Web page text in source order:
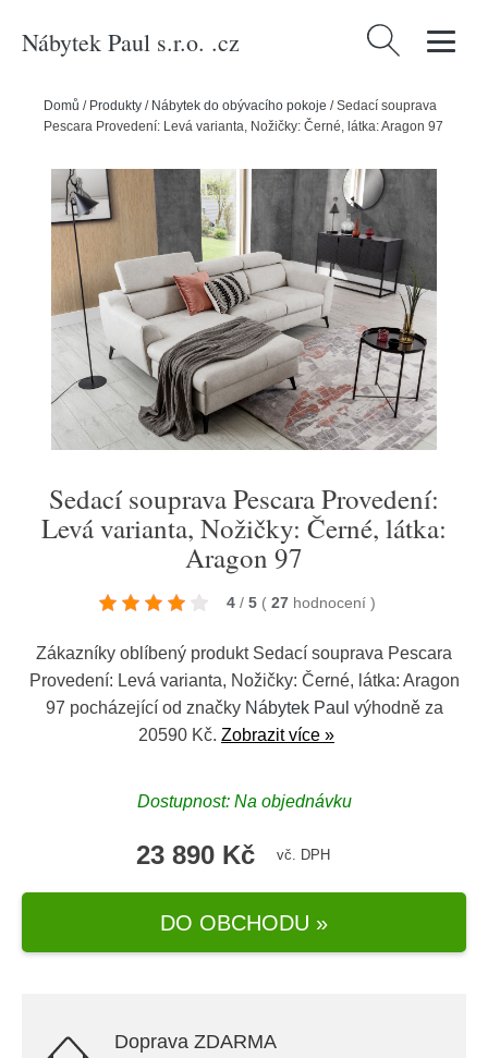
Nábytek Paul s.r.o. .cz Vyhledávání
Domů / Produkty / Nábytek do obývacího pokoje /Sedací souprava
Pescara Provedení: Levá varianta, Nožičky: Černé, látka: Aragon 97
Sedací souprava Pescara Provedení:
Levá varianta, Nožičky: Černé, látka:
Aragon 97
4 / 5 ( 27 hodnocení )
Zákazníky oblíbený produkt Sedací souprava Pescara
Provedení: Levá varianta, Nožičky: Černé, látka: Aragon
97 pocházející od značky Nábytek Paul výhodně za
20590 Kč. Zobrazit více »
Dostupnost: Na objednávku
23 890 Kč vč. DPH
DO OBCHODU »
Doprava ZDARMA